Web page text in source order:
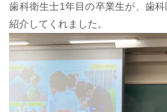
歯科衛生士1年目の卒業生が、歯
紹介してくれました。